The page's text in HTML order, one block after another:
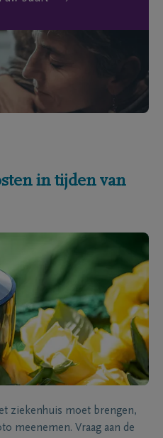
in tijden van
ziekenhuis moet brengen,
meenemen. Vraag aan de